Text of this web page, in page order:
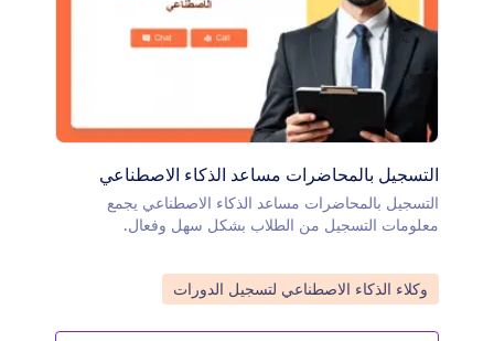
التسجيل بالمحاضرات مساعد الذكاء الاصطناعي
التسجيل بالمحاضرات مساعد الذكاء الاصطناعي يجمع
معلومات التسجيل من الطلاب بشكل سهل وفعال.
انتقل إلى الفئة:
وكلاء الذكاء الاصطناعي لتسجيل الدورات